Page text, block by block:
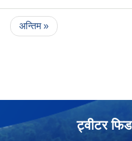
अन्तिम »
ट्वीटर फिड